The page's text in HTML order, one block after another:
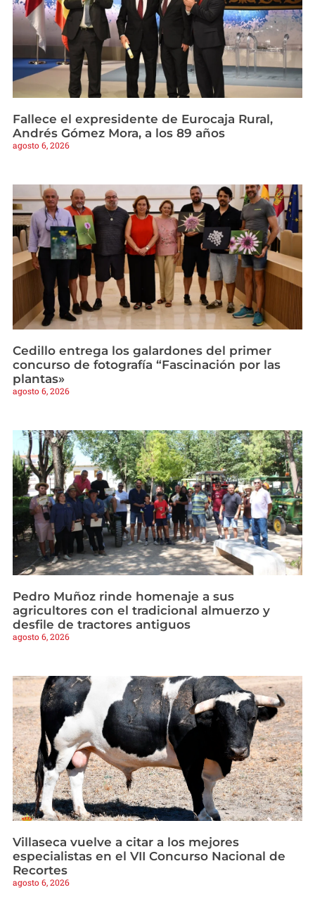
Fallece el expresidente de Eurocaja Rural,
Andrés Gómez Mora, a los 89 años
agosto 6, 2026
Cedillo entrega los galardones del primer
concurso de fotografía “Fascinación por las
plantas»
agosto 6, 2026
Pedro Muñoz rinde homenaje a sus
agricultores con el tradicional almuerzo y
desfile de tractores antiguos
agosto 6, 2026
Villaseca vuelve a citar a los mejores
especialistas en el VII Concurso Nacional de
Recortes
agosto 6, 2026